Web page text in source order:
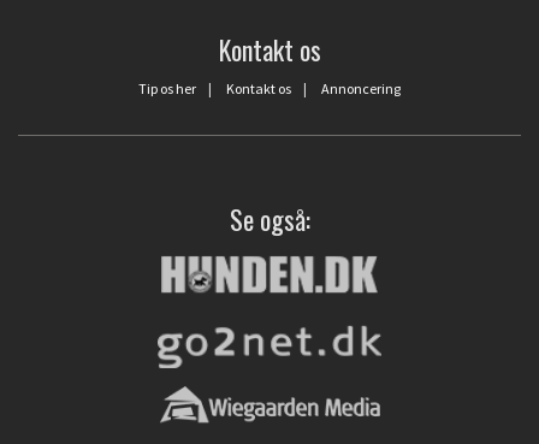
Kontakt os
Tip os her | Kontakt os | Annoncering
Se også: